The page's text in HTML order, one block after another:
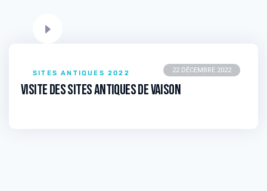
22 DÉCEMBRE 2022
SITES ANTIQUES 2022
Visite des Sites antiques de Vaison